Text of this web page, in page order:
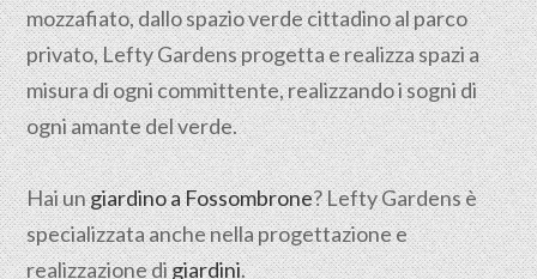
mozzafiato, dallo spazio verde cittadino al parco
privato, Lefty Gardens progetta e realizza spazi a
misura di ogni committente, realizzando i sogni di
ogni amante del verde.
Hai ungiardino a Fossombrone? Lefty Gardens è
specializzata anche nella progettazione e
realizzazione digiardini.